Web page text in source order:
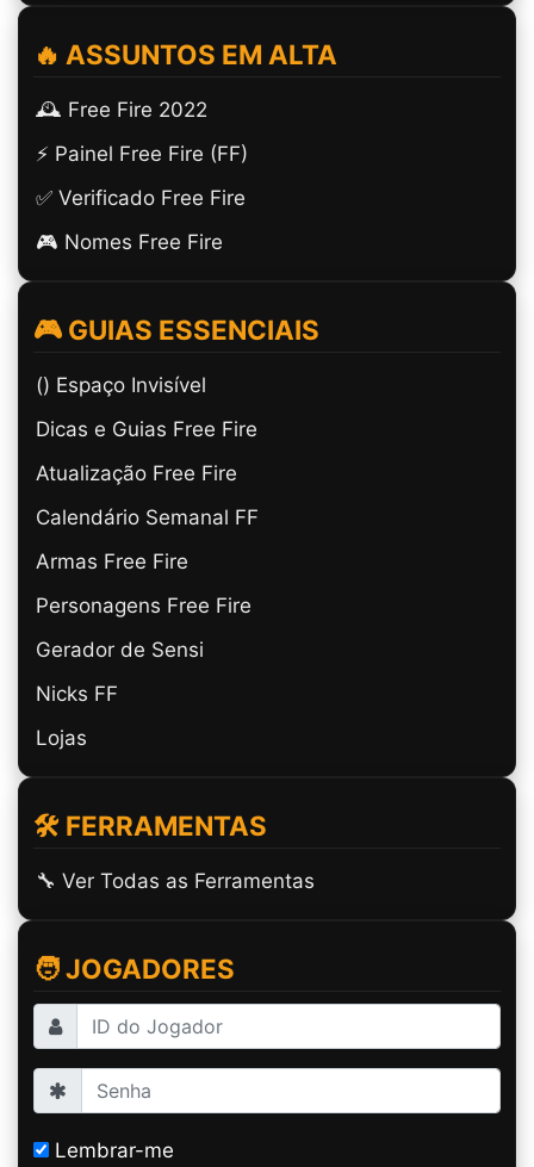
🔥 ASSUNTOS EM ALTA
🕰️ Free Fire 2022
⚡ Painel Free Fire (FF)
✅ Verificado Free Fire
🎮 Nomes Free Fire
🎮 GUIAS ESSENCIAIS
(ㅤ) Espaço Invisível
Dicas e Guias Free Fire
Atualização Free Fire
Calendário Semanal FF
Armas Free Fire
Personagens Free Fire
Gerador de Sensi
Nicks FF
Lojas
🛠️ FERRAMENTAS
🔧 Ver Todas as Ferramentas
🧑 JOGADORES
Lembrar-me